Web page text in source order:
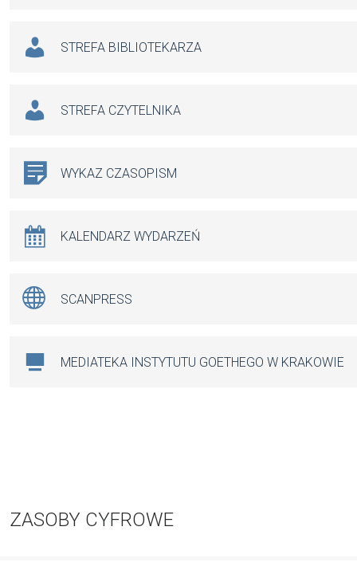
STREFA BIBLIOTEKARZA
STREFA CZYTELNIKA
WYKAZ CZASOPISM
KALENDARZ WYDARZEŃ
SCANPRESS
MEDIATEKA INSTYTUTU GOETHEGO W KRAKOWIE
ZASOBY CYFROWE